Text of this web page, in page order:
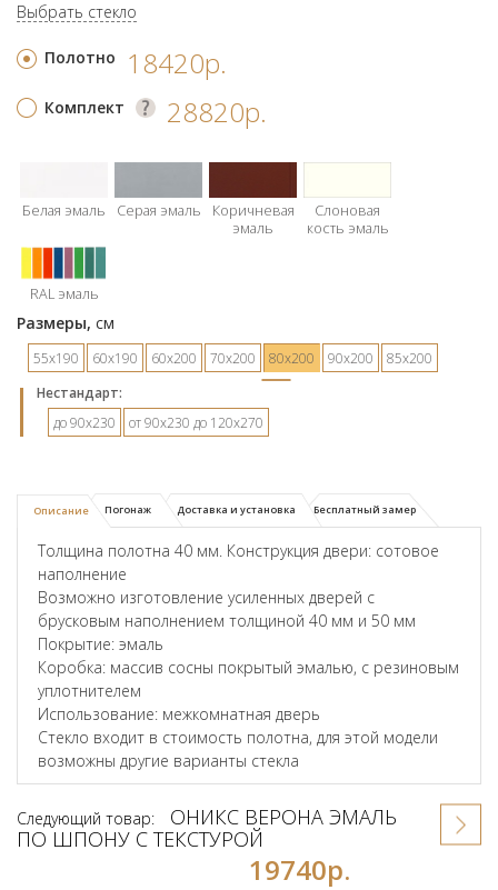
Выбрать стекло
Полотно 18420р.
Комплект 28820р.
Белая эмаль Серая эмаль
Коричневая
эмаль
Слоновая
кость эмаль
RAL эмаль
Размеры, см
55х190 60х190 60х200 70х200 80х200 90х200
85х200
Hестандарт:
до 90х230
от 90х230 до 120х270
Описание Погонаж Доставка и установка Бесплатный замер
Толщина полотна 40 мм. Конструкция двери: сотовое
наполнение
Возможно изготовление усиленных дверей с
брусковым наполнением толщиной 40 мм и 50 мм
Покрытие: эмаль
Коробка: массив сосны покрытый эмалью, с резиновым
уплотнителем
Использование: межкомнатная дверь
Стекло входит в стоимость полотна, для этой модели
возможны другие варианты стекла
Следующий товар:
ОНИКС ВЕРОНА ЭМАЛЬ
ПО ШПОНУ С ТЕКСТУРОЙ
19740р.